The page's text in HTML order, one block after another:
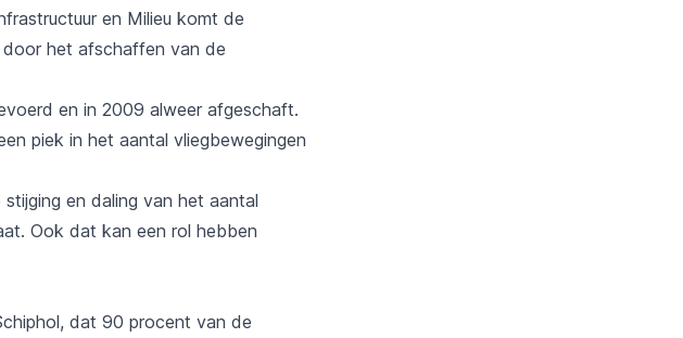
en Milieu komt de
het afschaffen van de
en in 2009 alweer afgeschaft.
piek in het aantal vliegbewegingen
en daling van het aantal
Ook dat kan een rol hebben
dat 90 procent van de